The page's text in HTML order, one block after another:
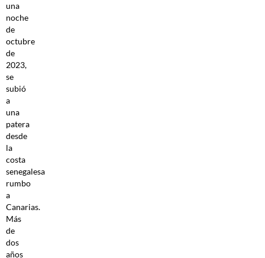
una
noche
de
octubre
de
2023,
se
subió
a
una
patera
desde
la
costa
senegalesa
rumbo
a
Canarias.
Más
de
dos
años